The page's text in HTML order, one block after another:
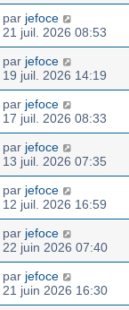
par jefoce
21 juil. 2026 08:53
par jefoce
19 juil. 2026 14:19
par jefoce
17 juil. 2026 08:33
par jefoce
13 juil. 2026 07:35
par jefoce
12 juil. 2026 16:59
par jefoce
22 juin 2026 07:40
par jefoce
21 juin 2026 16:30